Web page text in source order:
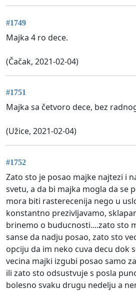
#1749
Majka 4 ro dece.
(Čačak, 2021-02-04)
#1751
Majka sa četvoro dece, bez
(Užice, 2021-02-04)
#1752
Zato sto je posao majke najtezi i
svetu, a da bi majka mogla da se
mora biti rasterecenija nego u
konstantno prezivljavamo,
brinemo o buducnosti....zato sto
sanse da nadju posao, zato sto
opciju da im neko cuva decu dok
vecina majki izgubi posao samo
ili zato sto odsustvuje s posla
bolesno svaku drugu nedelju a